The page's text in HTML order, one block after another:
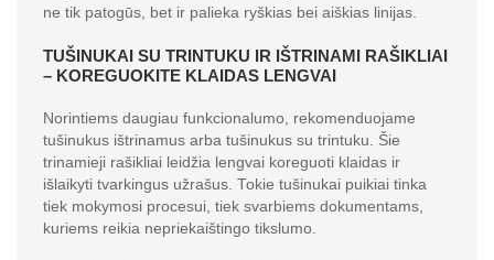
ne tik patogūs, bet ir palieka ryškias bei aiškias linijas.
TUŠINUKAI SU TRINTUKU IR IŠTRINAMI RAŠIKLIAI
– KOREGUOKITE KLAIDAS LENGVAI
Norintiems daugiau funkcionalumo, rekomenduojame
tušinukus ištrinamus arba tušinukus su trintuku. Šie
trinamieji rašikliai leidžia lengvai koreguoti klaidas ir
išlaikyti tvarkingus užrašus. Tokie tušinukai puikiai tinka
tiek mokymosi procesui, tiek svarbiems dokumentams,
kuriems reikia nepriekaištingo tikslumo.